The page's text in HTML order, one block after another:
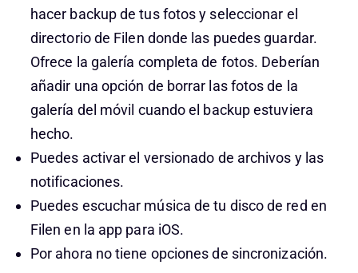
hacer backup de tus fotos y seleccionar el
directorio de Filen donde las puedes guardar.
Ofrece la galería completa de fotos. Deberían
añadir una opción de borrar las fotos de la
galería del móvil cuando el backup estuviera
hecho.
Puedes activar el versionado de archivos y las
notificaciones.
Puedes escuchar música de tu disco de red en
Filen en la app para iOS.
Por ahora no tiene opciones de sincronización.